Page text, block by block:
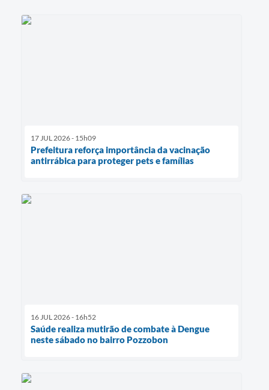
17 JUL 2026 - 15h09
Prefeitura reforça importância da vacinação
antirrábica para proteger pets e famílias
16 JUL 2026 - 16h52
Saúde realiza mutirão de combate à Dengue
neste sábado no bairro Pozzobon